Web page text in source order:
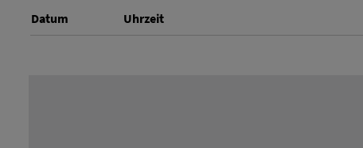
Datum Uhrzeit